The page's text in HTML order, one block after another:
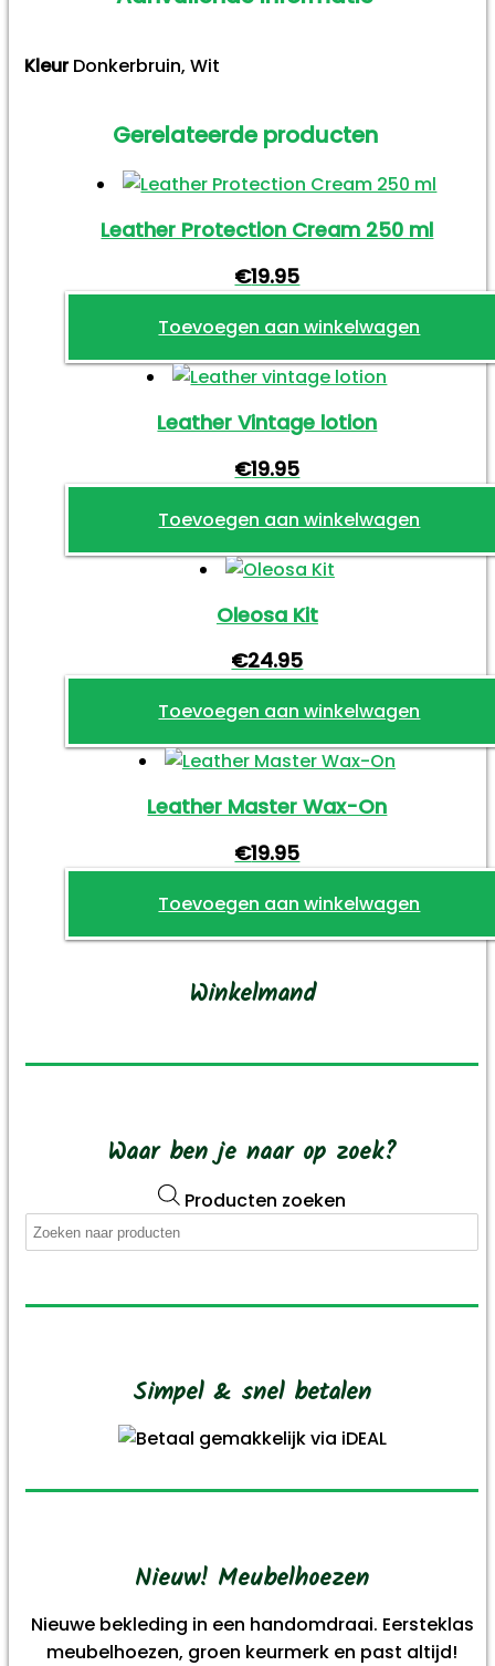
Kleur Donkerbruin, Wit
Gerelateerde producten
Leather Protection Cream 250 ml
€19.95
Toevoegen aan winkelwagen
Leather Vintage lotion
€19.95
Toevoegen aan winkelwagen
Oleosa Kit
€24.95
Toevoegen aan winkelwagen
Leather Master Wax-On
€19.95
Toevoegen aan winkelwagen
Winkelmand
Waar ben je naar op zoek?
Producten zoeken
Simpel & snel betalen
Nieuw! Meubelhoezen
Nieuwe bekleding in een handomdraai. Eersteklas
meubelhoezen, groen keurmerk en past altijd!